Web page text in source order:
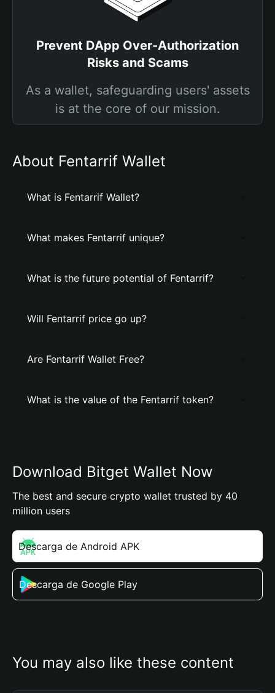
Prevent DApp Over-Authorization
Risks and Scams
As a wallet, safeguarding users' assets
is at the core of our mission.
About Fentarrif Wallet
What is Fentarrif Wallet?
What makes Fentarrif unique?
What is the future potential of Fentarrif?
Will Fentarrif price go up?
Are Fentarrif Wallet Free?
What is the value of the Fentarrif token?
Download Bitget Wallet Now
The best and secure crypto wallet trusted by 40
million users
Descarga de Android APK
Descarga de Google Play
You may also like these content